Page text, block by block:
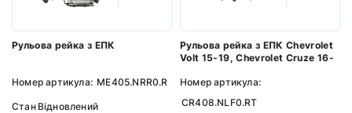
Рульова рейка з ЕПК
Номер артикула: ME405.NRR0.R
Стан Відновлений
Рульова рейка з ЕПК Chevrolet
Volt 15-19, Chevrolet Cruze 16-
Номер артикула:
CR408.NLF0.RT